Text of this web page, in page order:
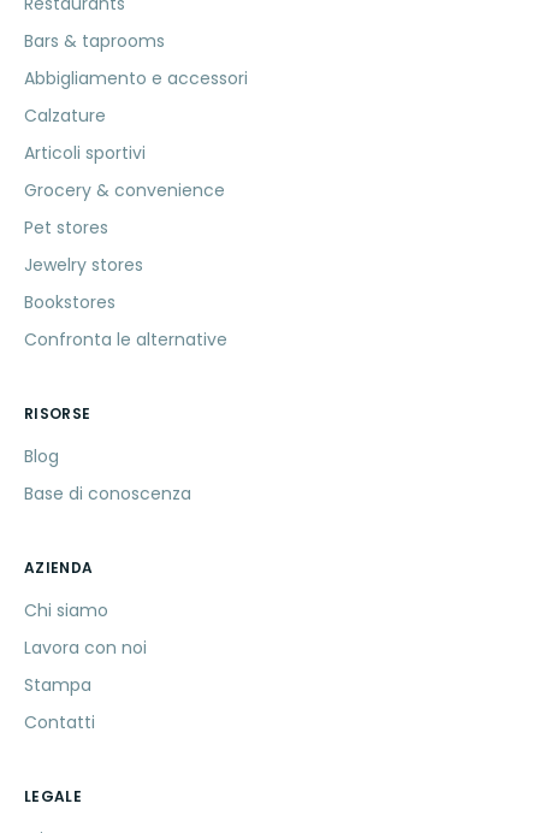
Bars & taprooms
Abbigliamento e accessori
Calzature
Articoli sportivi
Grocery & convenience
Pet stores
Jewelry stores
Bookstores
Confronta le alternative
RISORSE
Blog
Base di conoscenza
AZIENDA
Chi siamo
Lavora con noi
Stampa
Contatti
LEGALE